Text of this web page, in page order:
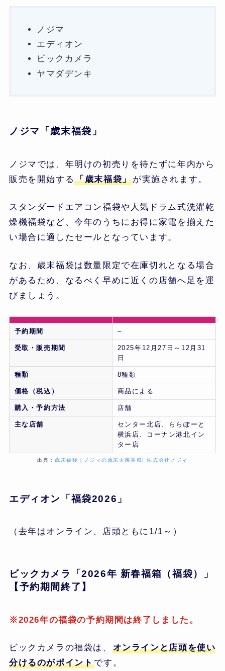
ノジマ
エディオン
ビックカメラ
ヤマダデンキ
ノジマ「歳末福袋」
ノジマでは、年明けの初売りを待たずに年内から
販売を開始する「歳末福袋」が実施されます。
スタンダードエアコン福袋や人気ドラム式洗濯乾
燥機福袋など、今年のうちにお得に家電を揃えた
い場合に適したセールとなっています。
なお、歳末福袋は数量限定で在庫切れとなる場合
があるため、なるべく早めに近くの店舗へ足を運
びましょう。
予約期間 –
受取・販売期間
2025年12月27日～12月31
日
種類 8種類
価格（税込） 商品による
購入・予約方法 店舗
主な店舗
センター北店、ららぽーと
横浜店、コーナン港北イン
ター店
出典： 歳末福袋｜ノジマの歳末大感謝祭| 株式会社ノジマ
エディオン「福袋2026」
（去年はオンライン、店頭ともに1/1～）
ビックカメラ「2026年 新春福箱（福袋）
」
【予約期間終了】
※2026年の福袋の予約期間は終了しました。
ビックカメラの福袋は、
オンラインと店頭を使い
分けるのがポイントです。